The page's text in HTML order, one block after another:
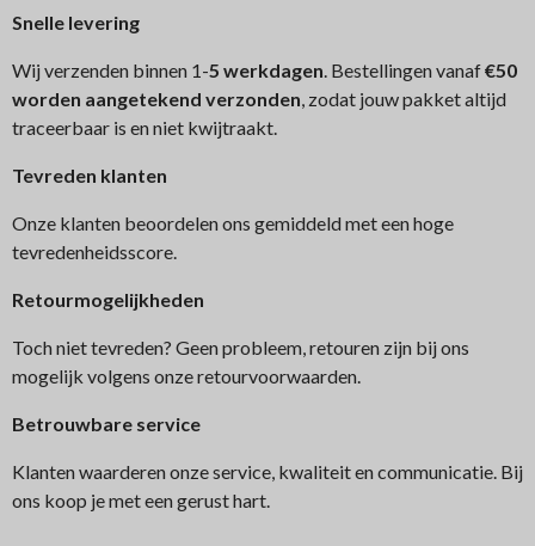
Snelle levering
Wij verzenden binnen 1-5 werkdagen. Bestellingen vanaf€50
worden aangetekend verzonden, zodat jouw pakket altijd
traceerbaar is en niet kwijtraakt.
Tevreden klanten
Onze klanten beoordelen ons gemiddeld met een hoge
tevredenheidsscore.
Retourmogelijkheden
Toch niet tevreden? Geen probleem, retouren zijn bij ons
mogelijk volgens onze retourvoorwaarden.
Betrouwbare service
Klanten waarderen onze service, kwaliteit en communicatie. Bij
ons koop je met een gerust hart.